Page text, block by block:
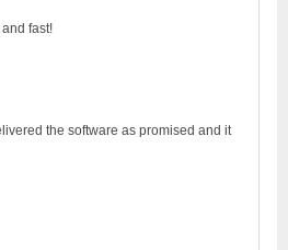
fast!
the software as promised and it